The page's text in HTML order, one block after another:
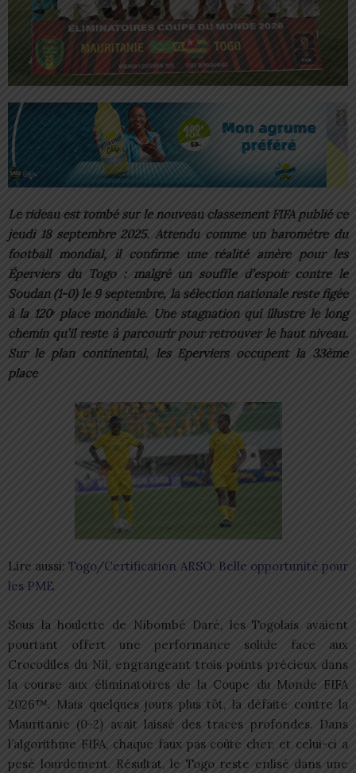
Le rideau est tombé sur le nouveau classement FIFA publié ce
jeudi 18 septembre 2025. Attendu comme un baromètre du
football mondial, il confirme une réalité amère pour les
Éperviers du Togo : malgré un souffle d’espoir contre le
Soudan (1-0) le 9 septembre, la sélection nationale reste figée
à la 120ᵉ place mondiale. Une stagnation qui illustre le long
chemin qu’il reste à parcourir pour retrouver le haut niveau.
Sur le plan continental, les Eperviers occupent la 33ème
place
Lire aussi:Togo/Certification ARSO: Belle opportunité pour
les PME
Sous la houlette de Nibombé Daré, les Togolais avaient
pourtant offert une performance solide face aux
Crocodiles du Nil, engrangeant trois points précieux dans
la course aux éliminatoires de la Coupe du Monde FIFA
2026™. Mais quelques jours plus tôt, la défaite contre la
Mauritanie (0-2) avait laissé des traces profondes. Dans
l’algorithme FIFA, chaque faux pas coûte cher, et celui-ci a
pesé lourdement. Résultat, le Togo reste enlisé dans une